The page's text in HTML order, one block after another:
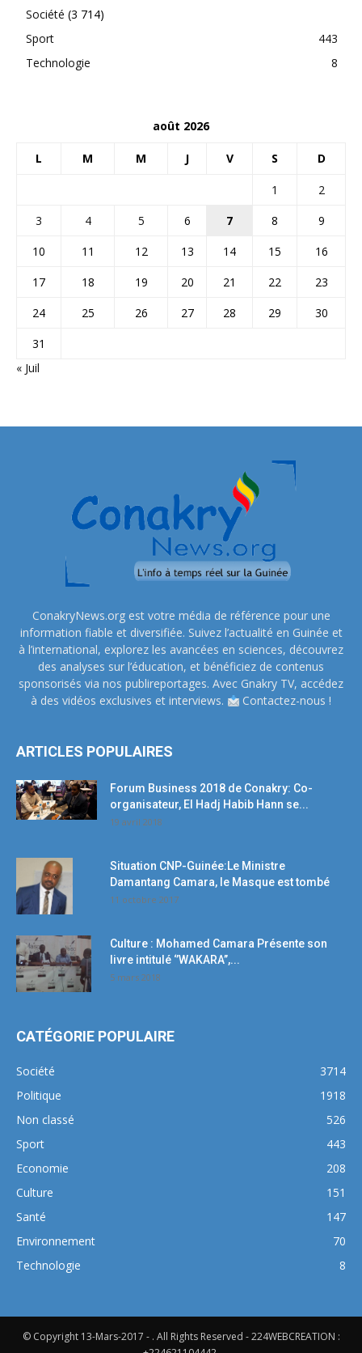
Société (3 714)
Sport
443
Technologie
8
août 2026
L M M J V S D
1
2
3
4 5 6 7 8
9
10
11 12 13 14 15
16
17
18 19 20 21 22
23
24
25 26 27 28 29
30
31
« Juil
ConakryNews.org est votre média de référence pour une
information fiable et diversifiée. Suivez l’actualité en Guinée et
à l’international, explorez les avancées en sciences, découvrez
des analyses sur l’éducation, et bénéficiez de contenus
sponsorisés via nos publireportages. Avec Gnakry TV, accédez
à des vidéos exclusives et interviews.
Contactez-nous !
ARTICLES POPULAIRES
Forum Business 2018 de Conakry: Co-
organisateur, El Hadj Habib Hann se...
19 avril 2018
Situation CNP-Guinée:Le Ministre
Damantang Camara, le Masque est tombé
11 octobre 2017
Culture : Mohamed Camara Présente son
livre intitulé ‘’WAKARA’’,...
5 mars 2018
CATÉGORIE POPULAIRE
Société
3714
Politique
1918
Non classé
526
Sport
443
Economie
208
Culture
151
Santé
147
Environnement
70
Technologie
8
© Copyright 13-Mars-2017 - . All Rights Reserved - 224WEBCREATION :